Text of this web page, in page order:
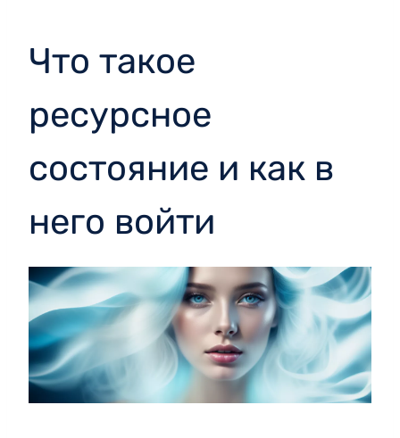
Что такое
ресурсное
состояние и как в
него войти